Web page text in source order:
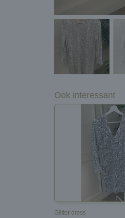
Ook interessant
Glitter dress